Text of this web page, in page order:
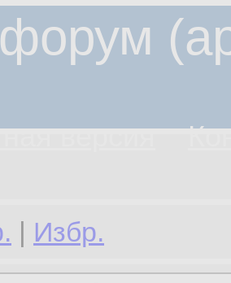
версия
| Избр.